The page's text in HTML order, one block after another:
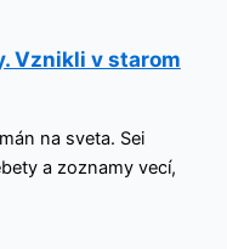
Vznikli v starom
na sveta. Sei
a zoznamy vecí,